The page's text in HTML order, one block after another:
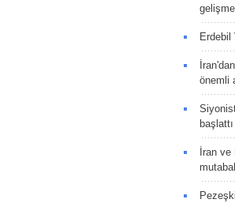
Erdebil
önemli
başlattı
İran